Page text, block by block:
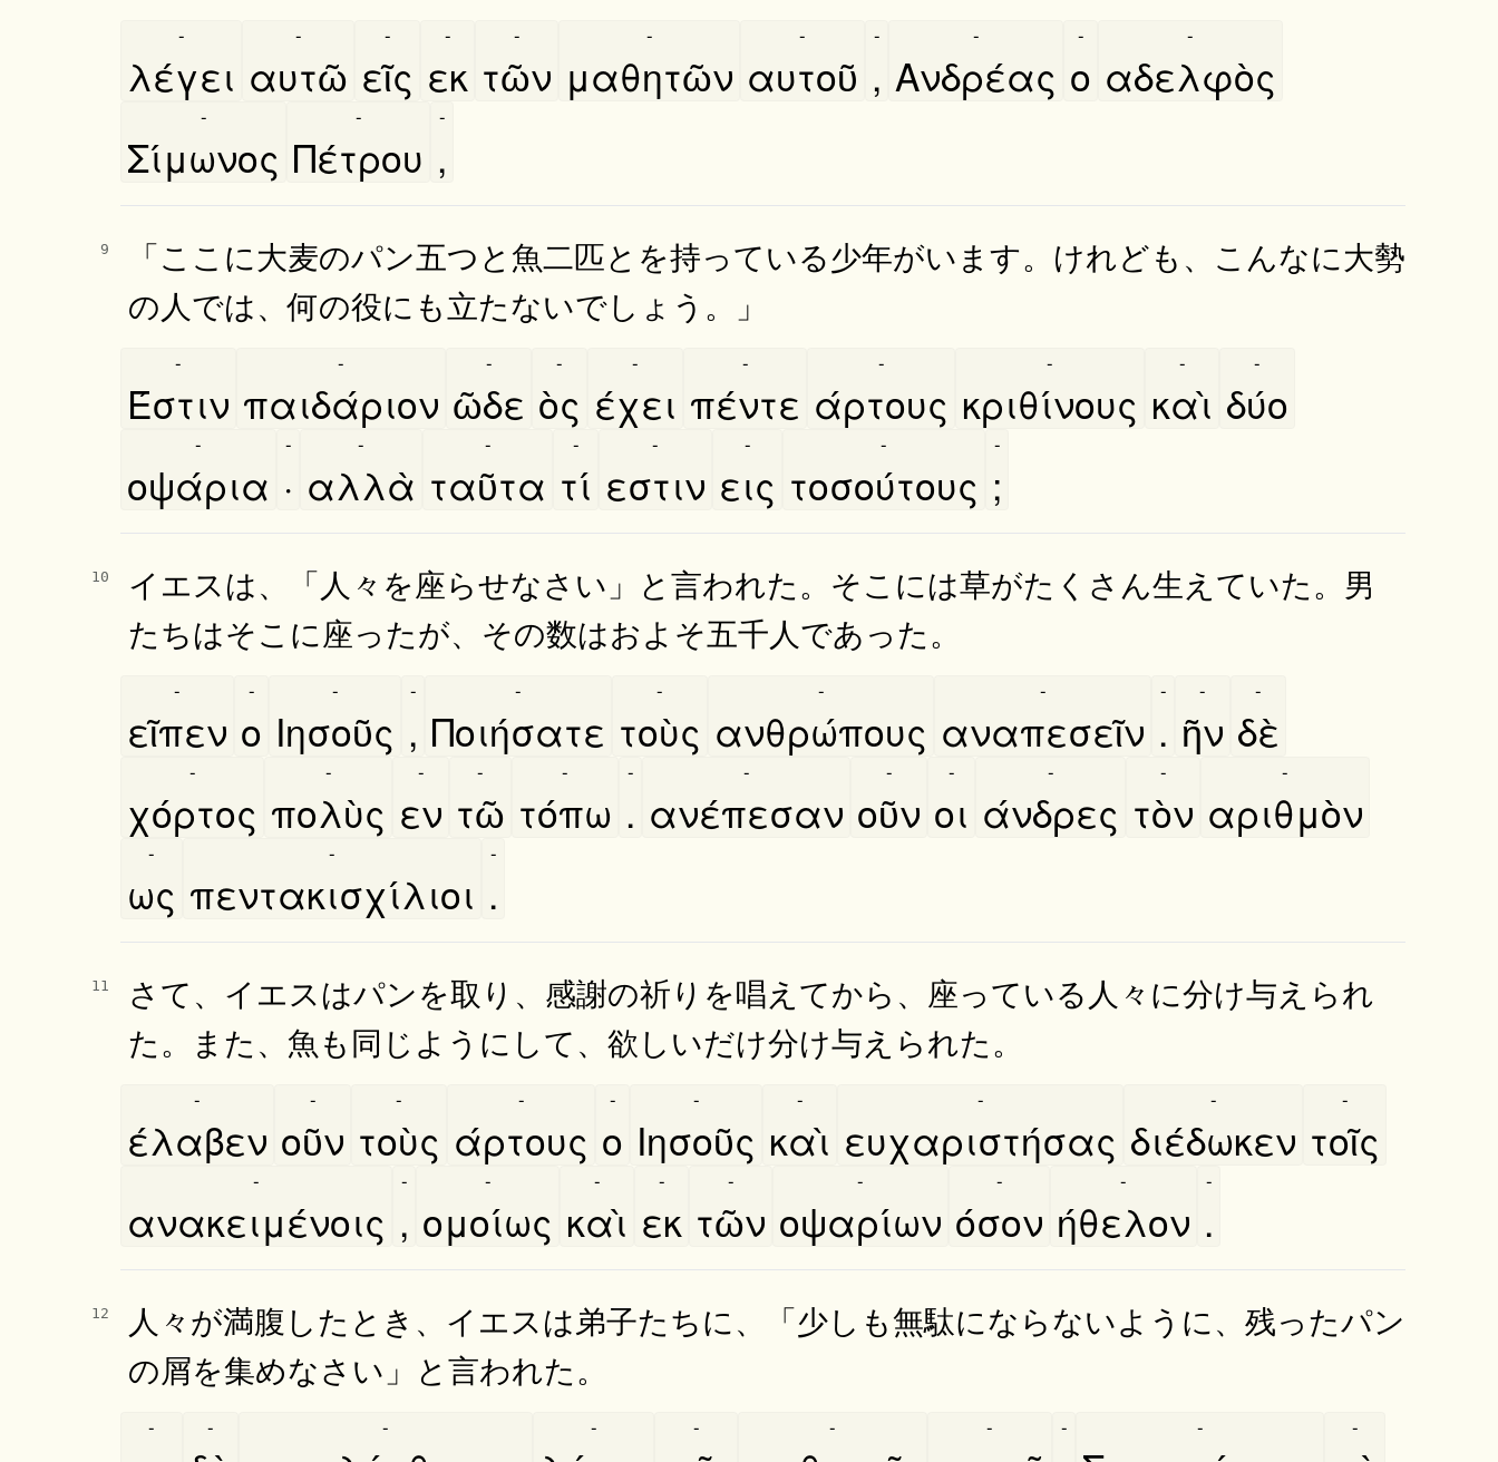
λέγει
-
αυτῶ
-
εῖς
-
εκ
-
τῶν
-
μαθητῶν
-
αυτοῦ
-
,
-
Ανδρέας
-
ο
-
αδελφὸς
-
Σίμωνος
-
Πέτρου
-
,
-
9
「ここに大麦のパン五つと魚二匹とを持っている少年がいます。けれども、こんなに大勢
の人では、何の役にも立たないでしょう。」
Έστιν
-
παιδάριον
-
ῶδε
-
ὸς
-
έχει
-
πέντε
-
άρτους
-
κριθίνους
-
καὶ
-
δύο
-
οψάρια
-
·
-
αλλὰ
-
ταῦτα
-
τί
-
εστιν
-
εις
-
τοσούτους
-
;
-
10
イエスは、「人々を座らせなさい」と言われた。そこには草がたくさん生えていた。男
たちはそこに座ったが、その数はおよそ五千人であった。
εῖπεν
-
ο
-
Ιησοῦς
-
,
-
Ποιήσατε
-
τοὺς
-
ανθρώπους
-
αναπεσεῖν
-
.
-
ῆν
-
δὲ
-
χόρτος
-
πολὺς
-
εν
-
τῶ
-
τόπω
-
.
-
ανέπεσαν
-
οῦν
-
οι
-
άνδρες
-
τὸν
-
αριθμὸν
-
ως
-
πεντακισχίλιοι
-
.
-
11
さて、イエスはパンを取り、感謝の祈りを唱えてから、座っている人々に分け与えられ
た。また、魚も同じようにして、欲しいだけ分け与えられた。
έλαβεν
-
οῦν
-
τοὺς
-
άρτους
-
ο
-
Ιησοῦς
-
καὶ
-
ευχαριστήσας
-
διέδωκεν
-
τοῖς
-
ανακειμένοις
-
,
-
ομοίως
-
καὶ
-
εκ
-
τῶν
-
οψαρίων
-
όσον
-
ήθελον
-
.
-
12
人々が満腹したとき、イエスは弟子たちに、「少しも無駄にならないように、残ったパン
の屑を集めなさい」と言われた。
- - - - - - - - - -